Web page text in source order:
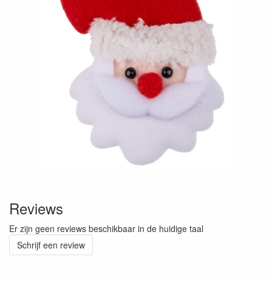
Reviews
Er zijn geen reviews beschikbaar in de huidige taal
Schrijf een review